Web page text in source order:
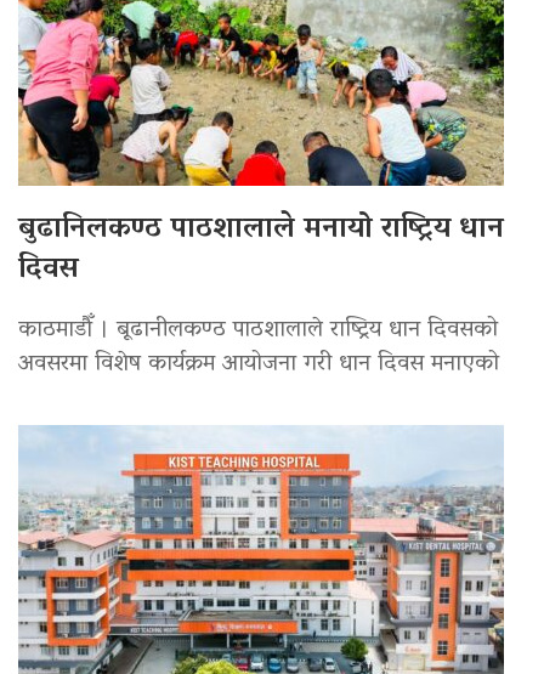
बुढानिलकण्ठ पाठशालाले मनायो राष्ट्रिय धान
दिवस
काठमाडौँ । बूढानीलकण्ठ पाठशालाले राष्ट्रिय धान दिवसको
अवसरमा विशेष कार्यक्रम आयोजना गरी धान दिवस मनाएको